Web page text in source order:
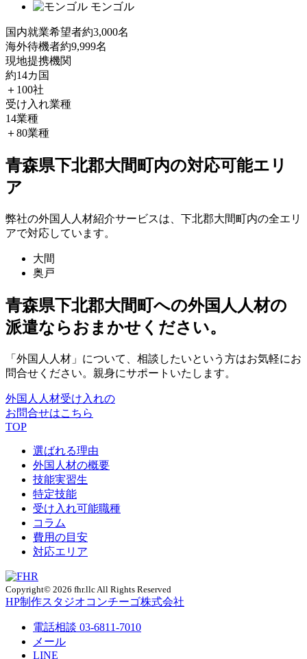
モンゴル
国内就業希望者約3,000名
海外待機者約9,999名
現地提携機関
約14カ国
＋100社
受け入れ業種
14業種
＋80業種
青森県下北郡大間町内の対応可能エリ
ア
弊社の外国人人材紹介サービスは、下北郡大間町内の全エリ
アで対応しています。
大間
奥戸
青森県下北郡大間町への外国人人材の
派遣ならおまかせください。
「外国人人材」について、相談したいという方はお気軽にお
問合せください。親身にサポートいたします。
外国人人材受け入れの
お問合せはこちら
TOP
選ばれる理由
外国人材の概要
技能実習生
特定技能
受け入れ可能職種
コラム
費用の目安
対応エリア
Copyright© 2026 fhr.llc All Rights Reserved
HP制作スタジオコンチーゴ株式会社
電話相談 03-6811-7010
メール
LINE